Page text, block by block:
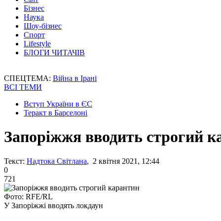
Бізнес
Наука
Шоу-бізнес
Спорт
Lifestyle
БЛОГИ ЧИТАЧІВ
СПЕЦТЕМА: Війна в Ірані
ВСІ ТЕМИ
Вступ України в ЄС
Теракт в Барселоні
Запоріжжя вводить строгий
Текст: Надтока Світлана, 2 квітня 2021, 12:44
0
721
Фото: RFE/RL
У Запоріжжі вводять локдаун